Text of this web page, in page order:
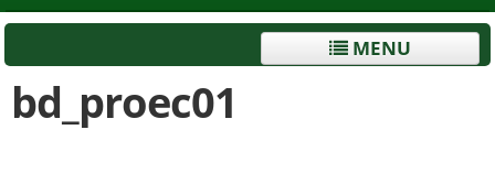
MENU
bd_proec01